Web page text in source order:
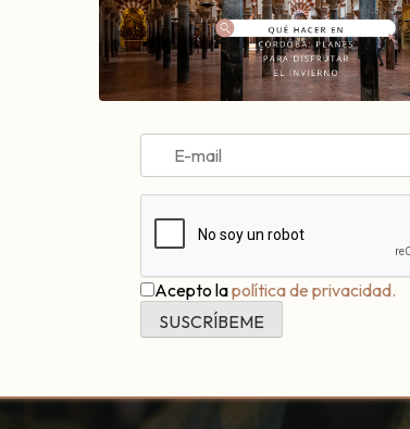
una historia de amor
abanicos de colores, libros, rincones para
del Posadero, cada detalle habla de algo que
hotel con encanto en Córdoba.
Acepto lapolítica de privacidad.